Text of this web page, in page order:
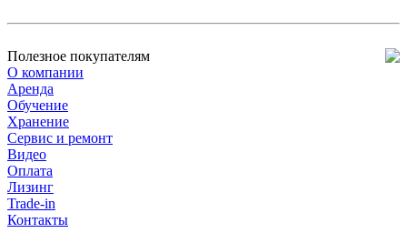
Полезное покупателям
О компании
Аренда
Обучение
Хранение
Сервис и ремонт
Видео
Оплата
Лизинг
Trade-in
Контакты